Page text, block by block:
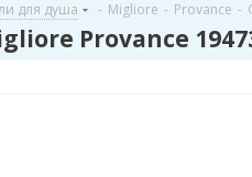
для душа - Migliore - Provance -
Provance